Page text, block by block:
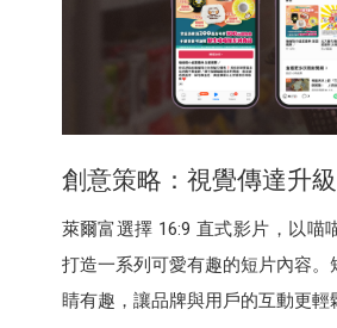
創意策略：視覺傳達升級
萊爾富選擇 16:9 直式影片，以喵
打造一系列可愛有趣的短片內容。
睛有趣，讓品牌與用戶的互動更輕